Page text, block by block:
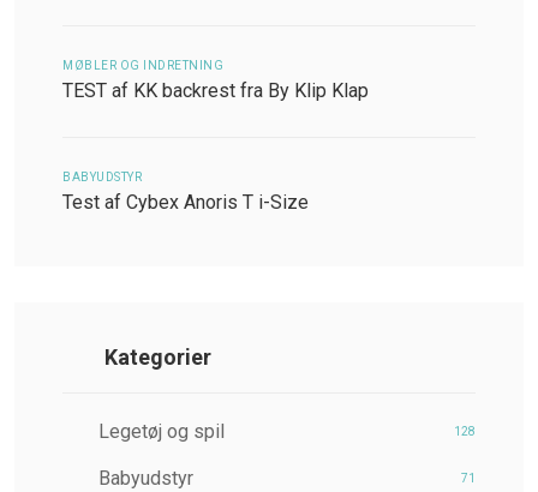
MØBLER OG INDRETNING
TEST af KK backrest fra By Klip Klap
BABYUDSTYR
Test af Cybex Anoris T i-Size
Kategorier
Legetøj og spil 128
Babyudstyr 71